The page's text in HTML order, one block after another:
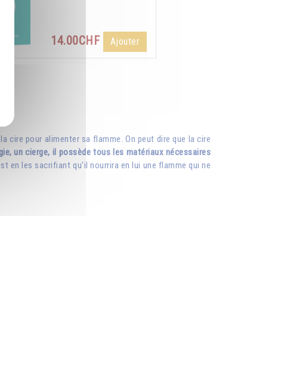
14.00CHF Ajouter
cire pour alimenter sa flamme. On peut dire que la cire
un cierge, il possède tous les matériaux nécessaires
en les sacrifiant qu'il nourrira en lui une flamme qui ne